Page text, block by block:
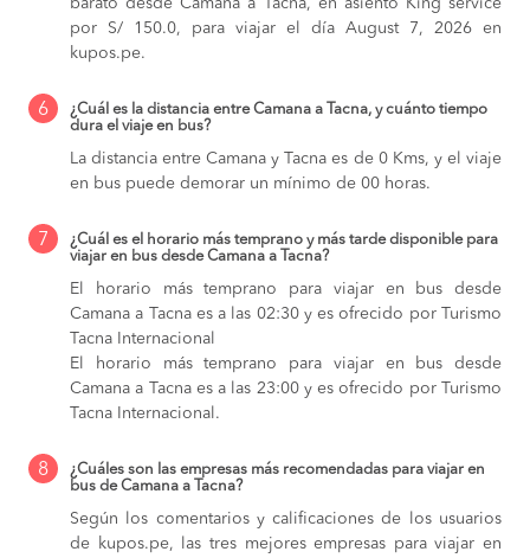
barato desde Camana a Tacna, en asiento King service
por S/ 150.0, para viajar el día August 7, 2026 en
kupos.pe.
6
¿Cuál es la distancia entre Camana a Tacna, y cuánto tiempo
dura el viaje en bus?
La distancia entre Camana y Tacna es de 0 Kms, y el viaje
en bus puede demorar un mínimo de 00 horas.
7
¿Cuál es el horario más temprano y más tarde disponible para
viajar en bus desde Camana a Tacna?
El horario más temprano para viajar en bus desde
Camana a Tacna es a las 02:30 y es ofrecido por Turismo
Tacna Internacional
El horario más temprano para viajar en bus desde
Camana a Tacna es a las 23:00 y es ofrecido por Turismo
Tacna Internacional.
8
¿Cuáles son las empresas más recomendadas para viajar en
bus de Camana a Tacna?
Según los comentarios y calificaciones de los usuarios
de kupos.pe, las tres mejores empresas para viajar en